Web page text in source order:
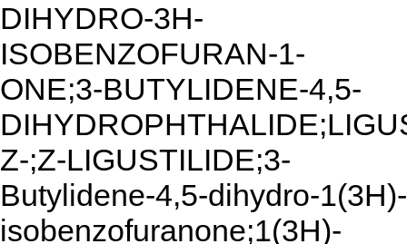
DIHYDRO-3H-
ISOBENZOFURAN-1-
ONE;3-BUTYLIDENE-4,5-
Z-;Z-LIGUSTILIDE;3-
Butylidene-4,5-dihydro-1(3H)-
isobenzofuranone;1(3H)-